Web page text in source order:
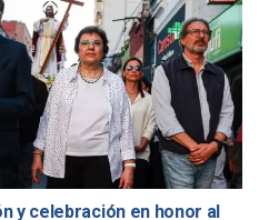
y celebración en honor al